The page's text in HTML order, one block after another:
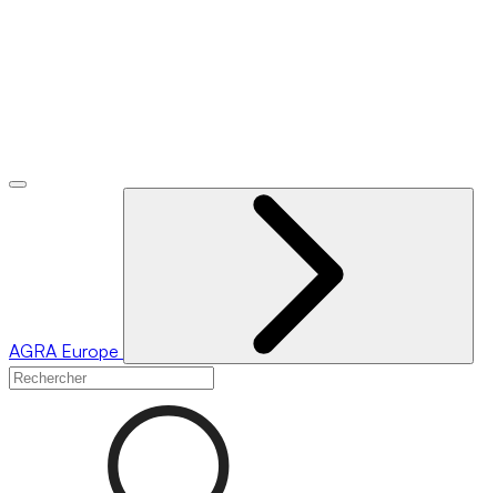
AGRA Europe